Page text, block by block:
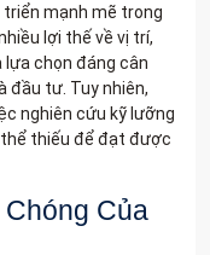
mạnh mẽ trong
lợi thế về vị trí,
lựa chọn đáng cân
đầu tư. Tuy nhiên,
nghiên cứu kỹ lưỡng
thể thiếu để đạt được
Của